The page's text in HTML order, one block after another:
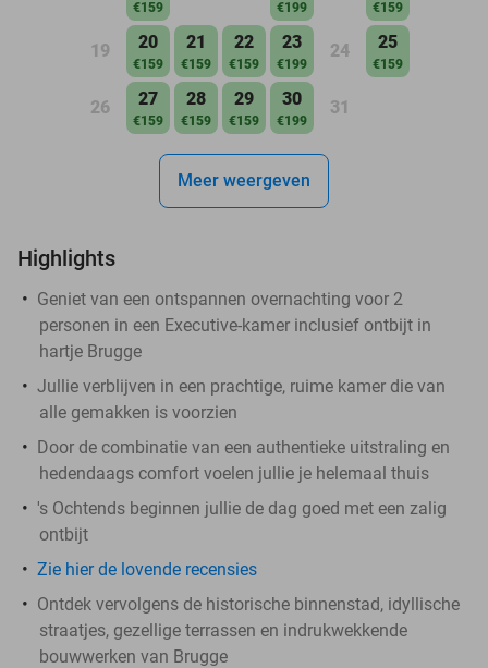
€159 €199 €159
19 20
€159
21
€159
22
€159
23
€199
24 25
€159
26 27
€159
28
€159
29
€159
30
€199
31
Meer weergeven
Highlights
Geniet van een ontspannen overnachting voor 2
personen in een Executive-kamer inclusief ontbijt in
hartje Brugge
Jullie verblijven in een prachtige, ruime kamer die van
alle gemakken is voorzien
Door de combinatie van een authentieke uitstraling en
hedendaags comfort voelen jullie je helemaal thuis
's Ochtends beginnen jullie de dag goed met een zalig
ontbijt
Zie hier de lovende recensies
Ontdek vervolgens de historische binnenstad, idyllische
straatjes, gezellige terrassen en indrukwekkende
bouwwerken van Brugge